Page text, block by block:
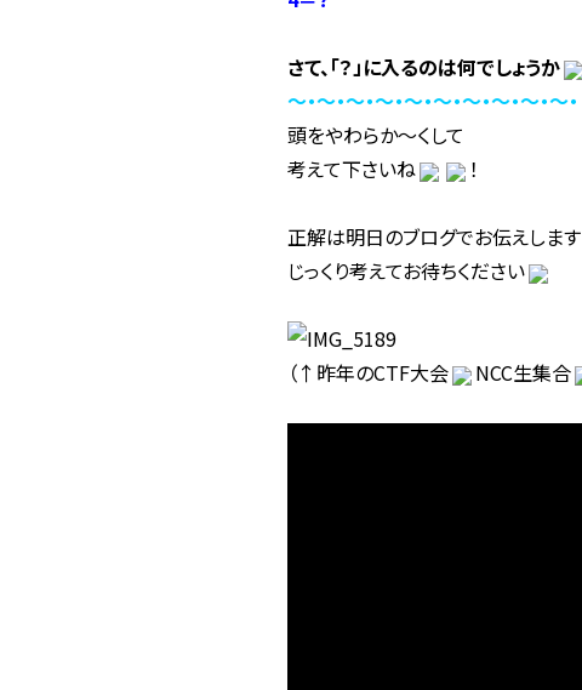
さて、「？」に入るのは何でしょうか
～・～・～・～・～・～・～・～・～・～・
頭をやわらか～くして
考えて下さいね
！
正解は明日のブログでお伝えします
じっくり考えてお待ちください
（↑昨年のCTF大会 NCC生集合